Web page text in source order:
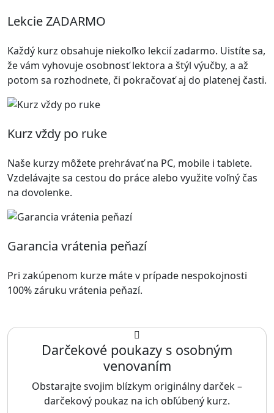
Lekcie ZADARMO
Každý kurz obsahuje niekoľko lekcií zadarmo. Uistíte sa,
že vám vyhovuje osobnosť lektora a štýl výučby, a až
potom sa rozhodnete, či pokračovať aj do platenej časti.
Kurz vždy po ruke
Naše kurzy môžete prehrávať na PC, mobile i tablete.
Vzdelávajte sa cestou do práce alebo využite voľný čas
na dovolenke.
Garancia vrátenia peňazí
Pri zakúpenom kurze máte v prípade nespokojnosti
100% záruku vrátenia peňazí.
Darčekové poukazy s osobným
venovaním
Obstarajte svojim blízkym originálny darček –
darčekový poukaz na ich obľúbený kurz.